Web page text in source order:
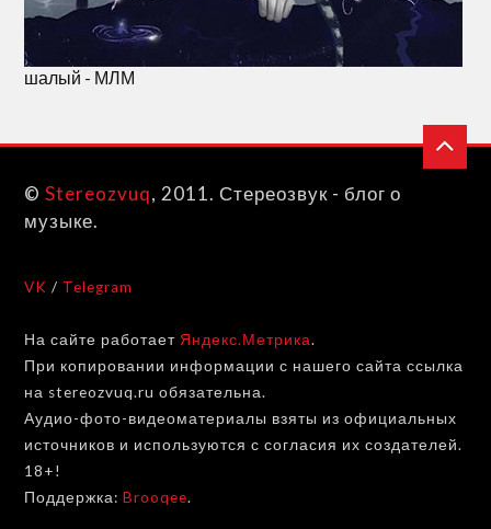
шалый - МЛМ
©Stereozvuq, 2011. Стереозвук - блог о
музыке.
VK / Telegram
На сайте работает Яндекс.Метрика.
При копировании информации с нашего сайта ссылка
на stereozvuq.ru обязательна.
Аудио-фото-видеоматериалы взяты из официальных
источников и используются с согласия их создателей.
18+!
Поддержка:Brooqee.